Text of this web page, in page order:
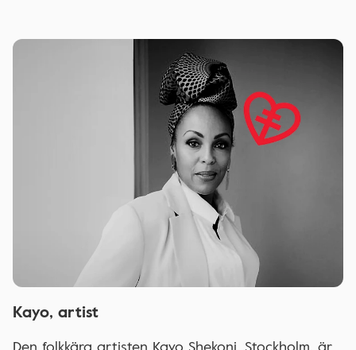
Kayo, artist
Den folkkära artisten Kayo Shekoni, Stockholm, är